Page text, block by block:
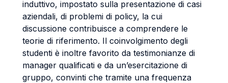
induttivo, impostato sulla presentazione di casi
aziendali, di problemi di policy, la cui
discussione contribuisce a comprendere le
teorie di riferimento. Il coinvolgimento degli
studenti è inoltre favorito da testimonianze di
manager qualificati e da un’esercitazione di
gruppo, convinti che tramite una frequenza